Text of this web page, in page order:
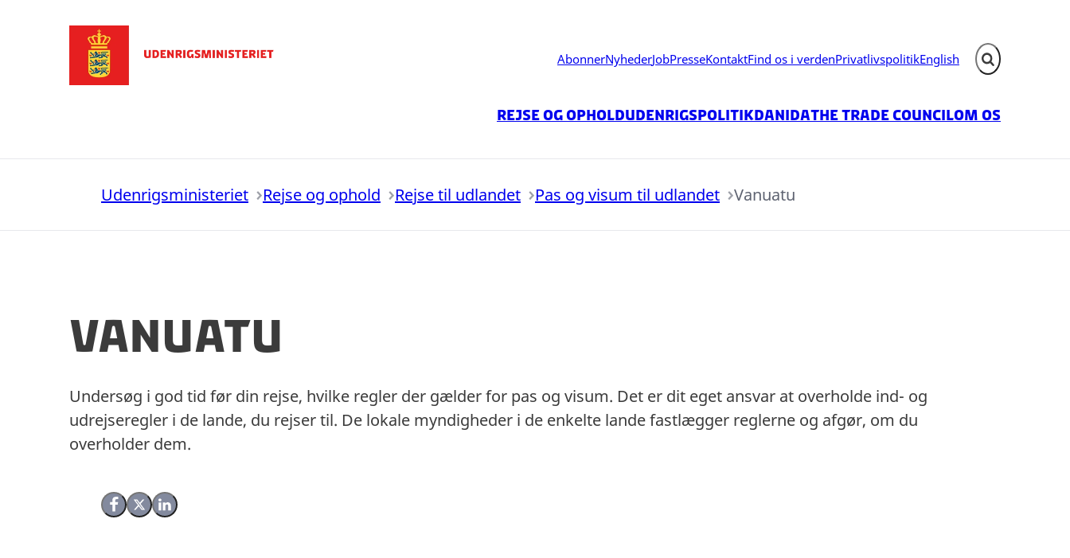
AbonnerNyhederJobPresseKontaktFind os i verdenPrivatlivspolitikEnglish Fold søgefelt ud
Rejse og opholdUdenrigspolitikDanidaThe Trade CouncilOm os
Udenrigsministeriet Rejse og ophold Rejse til udlandet Pas og visum til udlandet Vanuatu
Vanuatu
Del på Facebook
Del på X (Twitter)
Del på LinkedIn
Undersøg i god tid før din rejse, hvilke regler der gælder for pas og visum. Det er dit eget ansvar at overholde ind- og
udrejseregler i de lande, du rejser til. De lokale myndigheder i de enkelte lande fastlægger reglerne og afgør, om du
overholder dem.